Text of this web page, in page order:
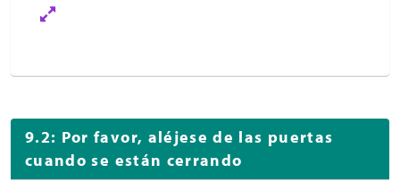
9.2: Por favor, aléjese de las puertas
cuando se están cerrando